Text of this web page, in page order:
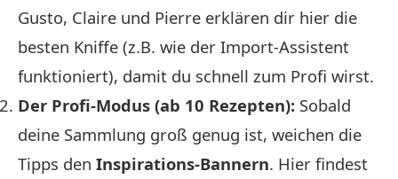
Gusto, Claire und Pierre erklären dir hier die
besten Kniffe (z.B. wie der Import-Assistent
funktioniert), damit du schnell zum Profi wirst.
Der Profi-Modus (ab 10 Rezepten): Sobald
deine Sammlung groß genug ist, weichen die
Tipps den Inspirations-Bannern. Hier findest